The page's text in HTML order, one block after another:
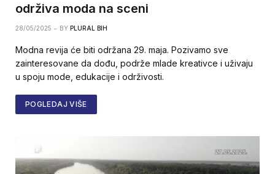
održiva moda na sceni
28/05/2025 BY PLURAL BIH
Modna revija će biti održana 29. maja. Pozivamo sve
zainteresovane da dođu, podrže mlade kreativce i uživaju
u spoju mode, edukacije i održivosti.
POGLEDAJ VIŠE